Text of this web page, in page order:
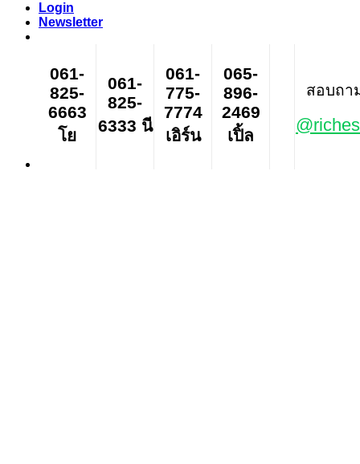
Login
Newsletter
061-
825-
6663
โย
061-
825-
6333 นี
061-
775-
7774
เอิร์น
065-
896-
2469
เปิ้ล
สอบถา